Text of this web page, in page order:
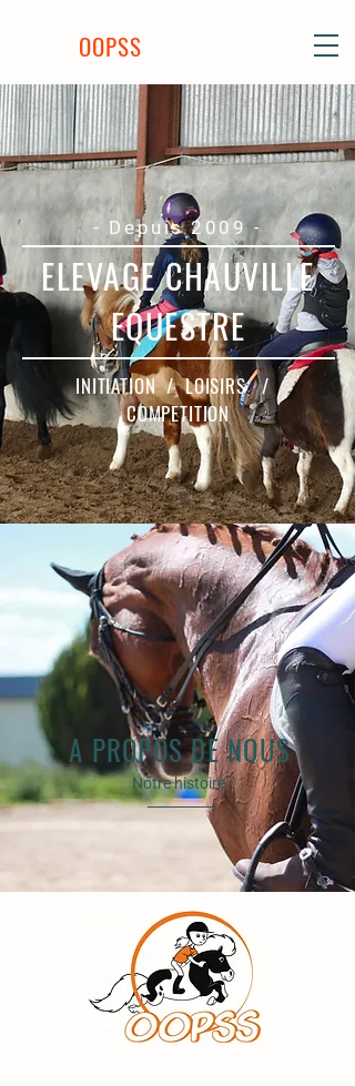
OOPSS
- Depuis 2009 -
ELEVAGE CHAUVILLE
EQUESTRE
INITIATION / LOISIRS /
COMPETITION
A PROPOS DE NOUS
Notre histoire